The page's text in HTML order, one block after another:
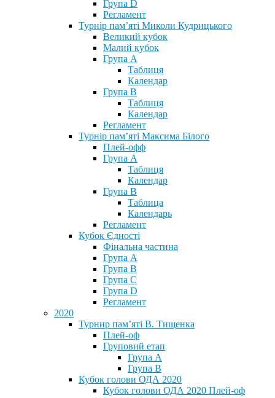
Група D
Регламент
Турнір пам’яті Миколи Кудрицького
Великий кубок
Малий кубок
Група А
Таблиця
Календар
Група В
Таблиця
Календар
Регламент
Турнір пам’яті Максима Білого
Плей-офф
Група А
Таблиця
Календар
Група В
Таблица
Календарь
Регламент
Кубок Єдності
Фінальна частина
Група А
Група В
Група С
Група D
Регламент
2020
Турнир пам’яті В. Тищенка
Плей-оф
Груповий етап
Група А
Група В
Кубок голови ОДА 2020
Кубок голови ОДА 2020 Плей-оф